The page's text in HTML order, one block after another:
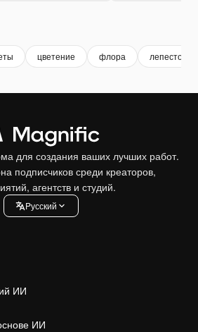
цветение флора лепесток
для создания ваших лучших работ.
подписчиков среди креаторов,
агентств и студий.
Pусский
ИИ
ИИ